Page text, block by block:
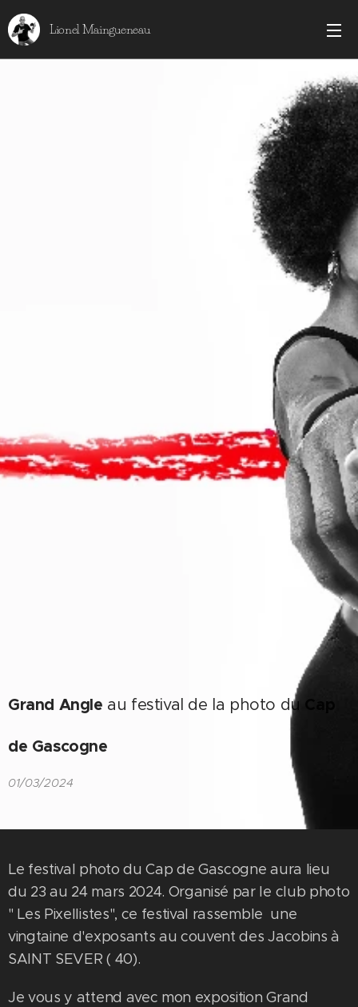
Lionel Maingueneau
Grand Angle au festival de la photo du
Cap
de Gascogne
01/03/2024
Le festival photo du Cap de Gascogne aura lieu
du 23 au 24 mars 2024. Organisé par le club photo
" Les Pixellistes", ce festival rassemble une
vingtaine d'exposants au couvent des Jacobins à
SAINT SEVER ( 40).
Je vous y attend avec mon exposition Grand